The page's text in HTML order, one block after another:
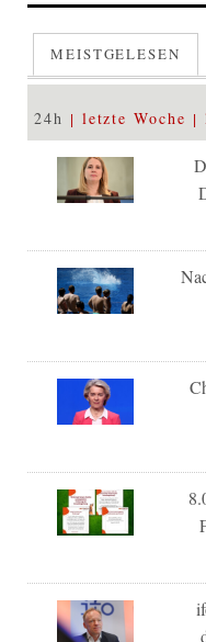
MEISTGELESEN
24h letzte Woche